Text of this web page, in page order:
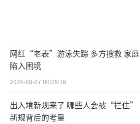
网红“老表”游泳失踪 多方搜救 家庭
陷入困境
2026-08-07 00:28:16
出入境新规来了 哪些人会被“拦住”
新规背后的考量